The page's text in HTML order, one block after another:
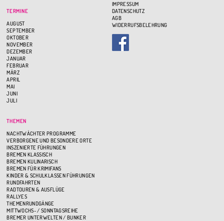
TERMINE
AUGUST
SEPTEMBER
OKTOBER
NOVEMBER
DEZEMBER
JANUAR
FEBRUAR
MÄRZ
APRIL
MAI
JUNI
JULI
THEMEN
NACHTWÄCHTER PROGRAMME
VERBORGENE UND BESONDERE ORTE
INSZENIERTE FÜHRUNGEN
BREMEN KLASSISCH
BREMEN KULINARISCH
BREMEN FÜR KRIMIFANS
KINDER & SCHULKLASSEN FÜHRUNGEN
RUNDFAHRTEN
RADTOUREN & AUSFLÜGE
RALLYES
THEMENRUNDGÄNGE
MITTWOCHS- / SONNTAGSREIHE
BREMER UNTERWELTEN / BUNKER
IMPRESSUM
DATENSCHUTZ
AGB
WIDERRUFSBELEHRUNG